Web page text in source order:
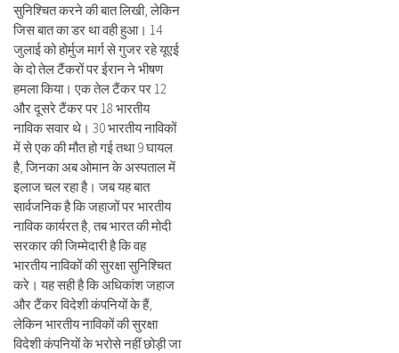
सुनिश्चित करने की बात लिखी, लेकिन
जिस बात का डर था वही हुआ। 14
जुलाई को होर्मुज मार्ग से गुजर रहे यूएई
के दो तेल टैंकरों पर ईरान ने भीषण
हमला किया। एक तेल टैंकर पर 12
और दूसरे टैंकर पर 18 भारतीय
नाविक सवार थे। 30 भारतीय नाविकों
में से एक की मौत हो गई तथा 9 घायल
है, जिनका अब ओमान के अस्पताल में
इलाज चल रहा है। जब यह बात
सार्वजनिक है कि जहाजों पर भारतीय
नाविक कार्यरत है, तब भारत की मोदी
सरकार की जिम्मेदारी है कि वह
भारतीय नाविकों की सुरक्षा सुनिश्चित
करे। यह सही है कि अधिकांश जहाज
और टैंकर विदेशी कंपनियों के हैं,
लेकिन भारतीय नाविकों की सुरक्षा
विदेशी कंपनियों के भरोसे नहीं छोड़ी जा